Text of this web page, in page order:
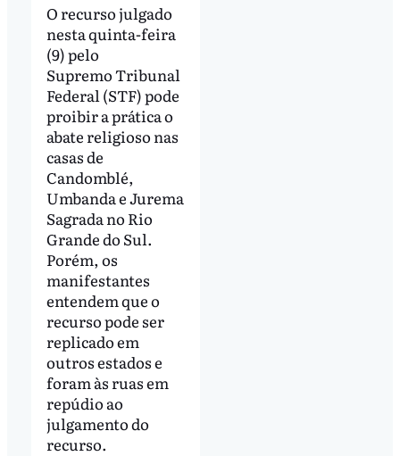
O recurso julgado
nesta quinta-feira
(9) pelo
Supremo Tribunal
Federal (STF) pode
proibir a prática o
abate religioso nas
casas de
Candomblé,
Umbanda e Jurema
Sagrada no Rio
Grande do Sul.
Porém, os
manifestantes
entendem que o
recurso pode ser
replicado em
outros estados e
foram às ruas em
repúdio ao
julgamento do
recurso.